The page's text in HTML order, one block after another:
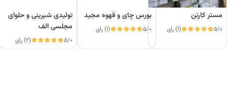
مستر کارتن
5/0 (1) رای
بورس چای و قهوه مجید
5/0 (1) رای
تولیدی شیرینی و حلوای
مجلسی الف
5/0 (2) رای